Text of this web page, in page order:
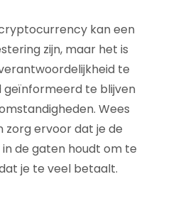
kan een
zijn, maar het is
te
geïnformeerd te blijven
Wees
zorg ervoor dat je de
de gaten houdt om te
je te veel betaalt.